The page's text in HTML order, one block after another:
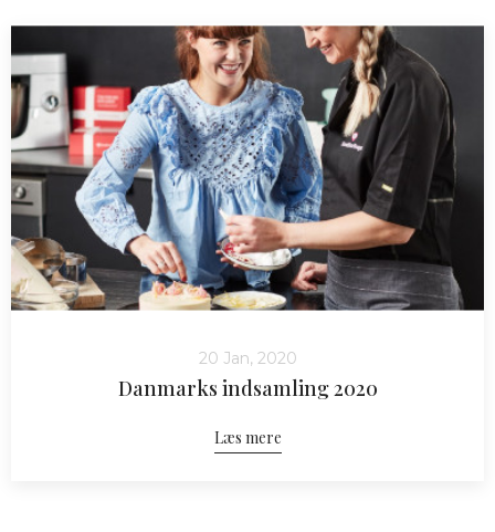
20 Jan, 2020
Danmarks indsamling 2020
Læs mere